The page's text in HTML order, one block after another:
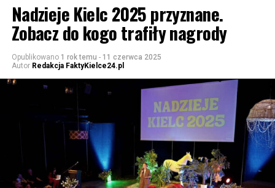
Nadzieje Kielc 2025 przyznane.
Zobacz do kogo trafiły nagrody
Opublikowano 1 rok temu - 11 czerwca 2025
Autor Redakcja FaktyKielce24.pl